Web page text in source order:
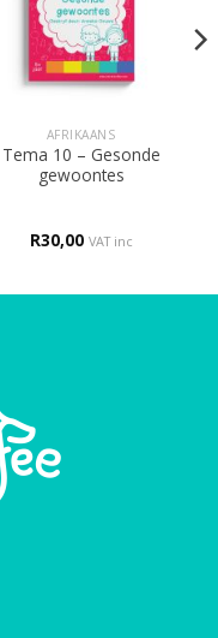
AFRIKAANS
Tema 10 – Gesonde
gewoontes
R30,00 VAT inc